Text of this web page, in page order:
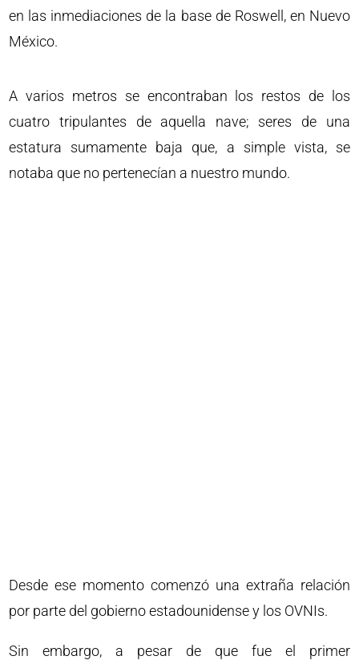
en las inmediaciones de la base de Roswell, en Nuevo
México.
A varios metros se encontraban los restos de los
cuatro tripulantes de aquella nave; seres de una
estatura sumamente baja que, a simple vista, se
notaba que no pertenecían a nuestro mundo.
Desde ese momento comenzó una extraña relación
por parte del gobierno estadounidense y los OVNIs.
Sin embargo, a pesar de que fue el primer